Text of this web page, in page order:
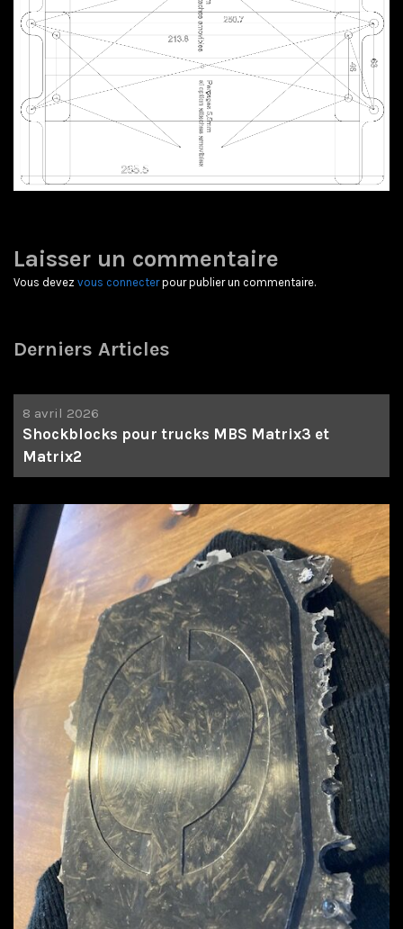
Laisser un commentaire
Vous devez vous connecterpour publier un commentaire.
Derniers Articles
8 avril 2026
Shockblocks pour trucks MBS Matrix3 et
Matrix2